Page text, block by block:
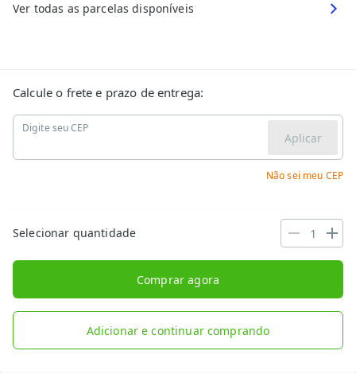
Ver todas as parcelas disponíveis
Calcule o frete e prazo de entrega:
Digite seu CEP
Aplicar
Não sei meu CEP
Selecionar quantidade
Comprar agora
Adicionar e continuar comprando